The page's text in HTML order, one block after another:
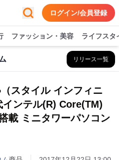
ログイン/会員登録
ファッション・美容 ライフスタ
リリース一覧
スタイル インフィニ
ンテル(R) Core(TM)
載 ミニタワーパソコン